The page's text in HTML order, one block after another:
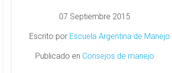
07 Septiembre 2015
Escrito por Escuela Argentina de Manejo
Publicado en Consejos de manejo